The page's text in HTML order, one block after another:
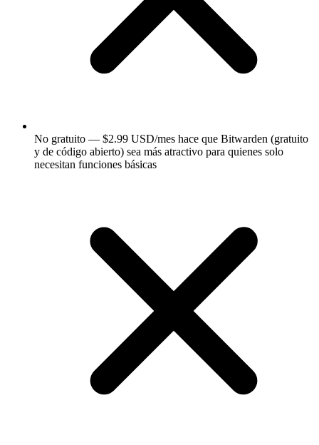
No gratuito — $2.99 USD/mes hace que Bitwarden (gratuito
y de código abierto) sea más atractivo para quienes solo
necesitan funciones básicas